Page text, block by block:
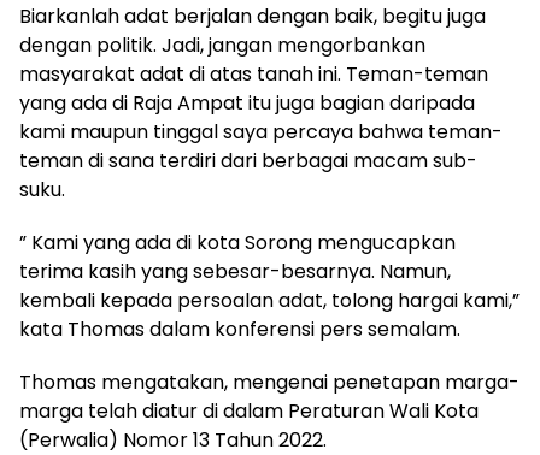
Biarkanlah adat berjalan dengan baik, begitu juga
dengan politik. Jadi, jangan mengorbankan
masyarakat adat di atas tanah ini. Teman-teman
yang ada di Raja Ampat itu juga bagian daripada
kami maupun tinggal saya percaya bahwa teman-
teman di sana terdiri dari berbagai macam sub-
suku.
” Kami yang ada di kota Sorong mengucapkan
terima kasih yang sebesar-besarnya. Namun,
kembali kepada persoalan adat, tolong hargai kami,”
kata Thomas dalam konferensi pers semalam.
Thomas mengatakan, mengenai penetapan marga-
marga telah diatur di dalam Peraturan Wali Kota
(Perwalia) Nomor 13 Tahun 2022.